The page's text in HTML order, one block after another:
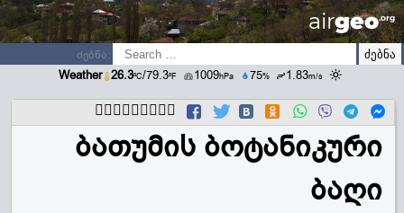
airGEO.oRg
ძებნა:
Weather 26.3ºC/79.3ºF 1009hPa 75% 1.83m/s
გააზიარეთ
ბათუმის ბოტანიკური
ბაღი